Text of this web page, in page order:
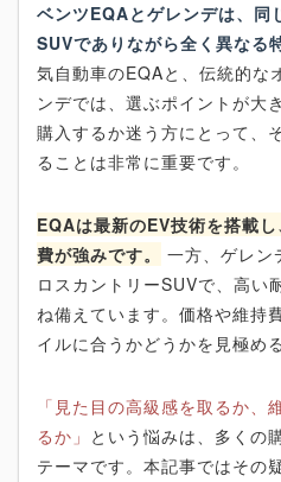
ベンツEQAとゲレンデは、同
SUVでありながら全く異なる
気自動車のEQAと、伝統的な
ンデでは、選ぶポイントが大
購入するか迷う方にとって、
ることは非常に重要です。
EQAは最新のEV技術を搭載
費が強みです。
一方、ゲレン
ロスカントリーSUVで、高い
ね備えています。価格や維持
イルに合うかどうかを見極め
「見た目の高級感を取るか、
るか」 という悩みは、多くの
テーマです。本記事ではその